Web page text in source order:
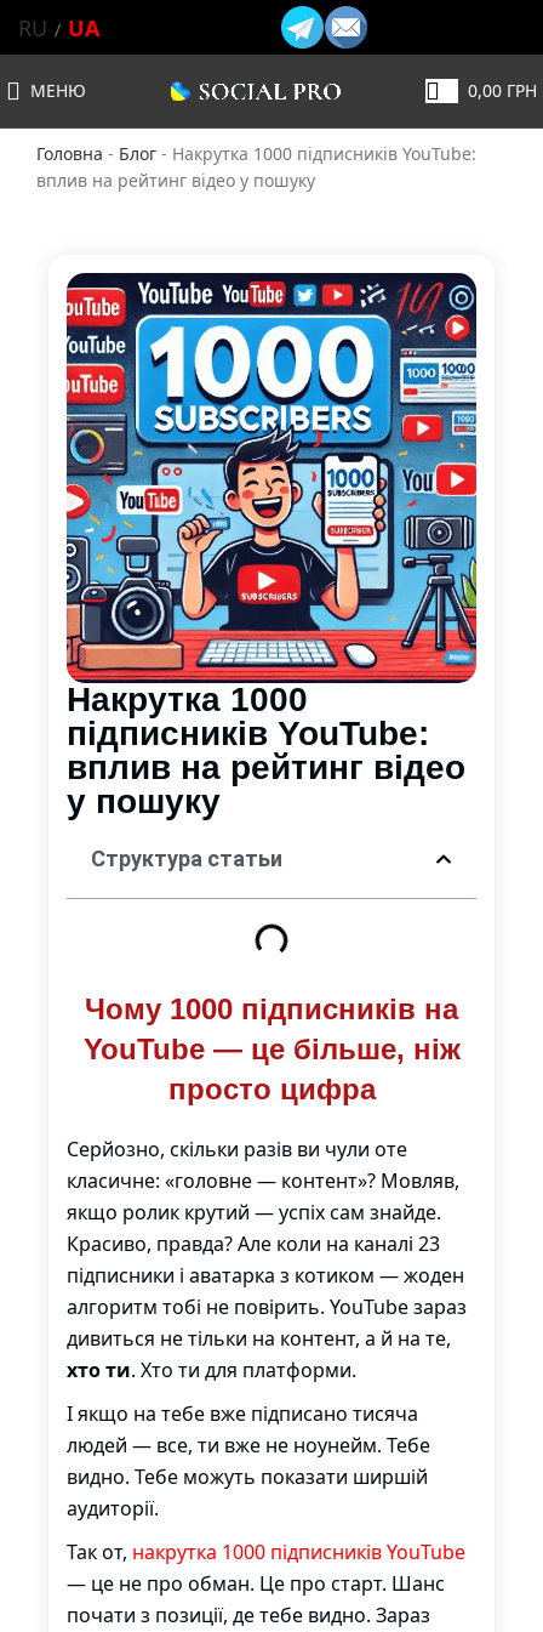
RU UA
МЕНЮ 0,00 ГРН
Головна - Блог - Накрутка 1000 підписників YouTube:
вплив на рейтинг відео у пошуку
Накрутка 1000
підписників YouTube:
вплив на рейтинг відео
у пошуку
Структура статьи
Чому 1000 підписників на
YouTube — це більше, ніж
просто цифра
Серйозно, скільки разів ви чули оте
класичне: «головне — контент»? Мовляв,
якщо ролик крутий — успіх сам знайде.
Красиво, правда? Але коли на каналі 23
підписники і аватарка з котиком — жоден
алгоритм тобі не повірить. YouTube зараз
дивиться не тільки на контент, а й на те,
хто ти. Хто ти для платформи.
І якщо на тебе вже підписано тисяча
людей — все, ти вже не ноунейм. Тебе
видно. Тебе можуть показати ширшій
аудиторії.
Так от, накрутка 1000 підписників YouTube
— це не про обман. Це про старт. Шанс
почати з позиції, де тебе видно. Зараз